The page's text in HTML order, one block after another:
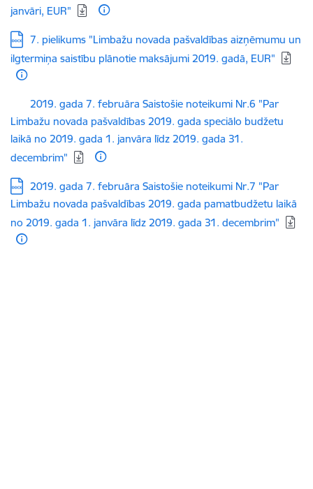
janvāri, EUR"
Lejupielādēt:
7. pielikums "Limbažu novada pašvaldības aizņēmumu un
ilgtermiņa saistību plānotie maksājumi 2019. gadā, EUR"
Lejupielādēt:
2019. gada 7. februāra Saistošie noteikumi Nr.6 "Par
Limbažu novada pašvaldības 2019. gada speciālo budžetu
laikā no 2019. gada 1. janvāra līdz 2019. gada 31.
decembrim"
Lejupielādēt:
2019. gada 7. februāra Saistošie noteikumi Nr.7 "Par
Limbažu novada pašvaldības 2019. gada pamatbudžetu laikā
no 2019. gada 1. janvāra līdz 2019. gada 31. decembrim"